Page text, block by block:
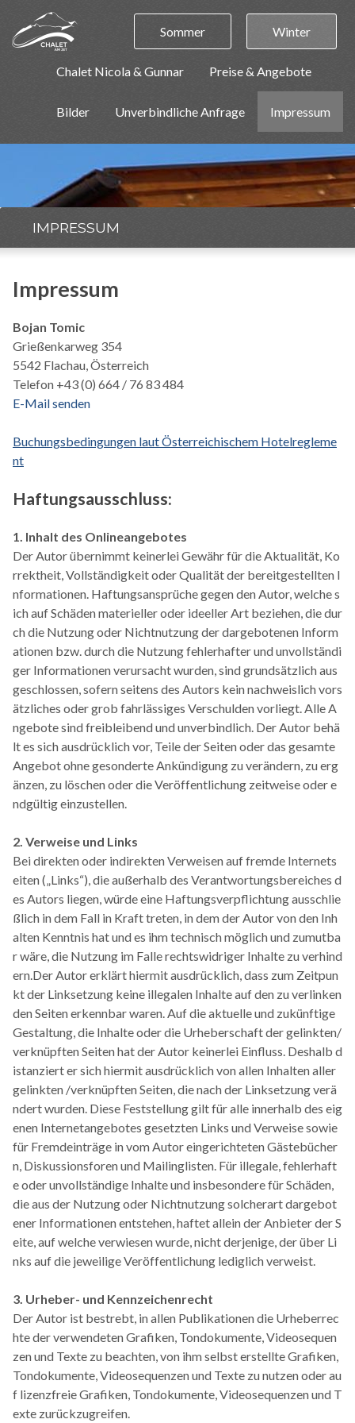
Sommer Winter
Chalet Nicola & Gunnar Preise & Angebote
Bilder Unverbindliche Anfrage Impressum
IMPRESSUM
Impressum
Bojan Tomic
Grießenkarweg 354
5542 Flachau, Österreich
Telefon +43 (0) 664 / 76 83 484
E-Mail senden
Buchungsbedingungen laut Österreichischem Hotelregleme
nt
Haftungsausschluss:
1. Inhalt des Onlineangebotes
Der Autor übernimmt keinerlei Gewähr für die Aktualität, Ko
rrektheit, Vollständigkeit oder Qualität der bereitgestellten I
nformationen. Haftungsansprüche gegen den Autor, welche s
ich auf Schäden materieller oder ideeller Art beziehen, die dur
ch die Nutzung oder Nichtnutzung der dargebotenen Inform
ationen bzw. durch die Nutzung fehlerhafter und unvollständi
ger Informationen verursacht wurden, sind grundsätzlich aus
geschlossen, sofern seitens des Autors kein nachweislich vors
ätzliches oder grob fahrlässiges Verschulden vorliegt. Alle A
ngebote sind freibleibend und unverbindlich. Der Autor behä
lt es sich ausdrücklich vor, Teile der Seiten oder das gesamte
Angebot ohne gesonderte Ankündigung zu verändern, zu erg
änzen, zu löschen oder die Veröffentlichung zeitweise oder e
ndgültig einzustellen.
2. Verweise und Links
Bei direkten oder indirekten Verweisen auf fremde Internets
eiten („Links“), die außerhalb des Verantwortungsbereiches d
es Autors liegen, würde eine Haftungsverpflichtung ausschlie
ßlich in dem Fall in Kraft treten, in dem der Autor von den Inh
alten Kenntnis hat und es ihm technisch möglich und zumutba
r wäre, die Nutzung im Falle rechtswidriger Inhalte zu verhind
ern.Der Autor erklärt hiermit ausdrücklich, dass zum Zeitpun
kt der Linksetzung keine illegalen Inhalte auf den zu verlinken
den Seiten erkennbar waren. Auf die aktuelle und zukünftige
Gestaltung, die Inhalte oder die Urheberschaft der gelinkten/
verknüpften Seiten hat der Autor keinerlei Einfluss. Deshalb d
istanziert er sich hiermit ausdrücklich von allen Inhalten aller
gelinkten /verknüpften Seiten, die nach der Linksetzung verä
ndert wurden. Diese Feststellung gilt für alle innerhalb des eig
enen Internetangebotes gesetzten Links und Verweise sowie
für Fremdeinträge in vom Autor eingerichteten Gästebücher
n, Diskussionsforen und Mailinglisten. Für illegale, fehlerhaft
e oder unvollständige Inhalte und insbesondere für Schäden,
die aus der Nutzung oder Nichtnutzung solcherart dargebot
ener Informationen entstehen, haftet allein der Anbieter der S
eite, auf welche verwiesen wurde, nicht derjenige, der über Li
nks auf die jeweilige Veröffentlichung lediglich verweist.
3. Urheber- und Kennzeichenrecht
Der Autor ist bestrebt, in allen Publikationen die Urheberrec
hte der verwendeten Grafiken, Tondokumente, Videosequen
zen und Texte zu beachten, von ihm selbst erstellte Grafiken,
Tondokumente, Videosequenzen und Texte zu nutzen oder au
f lizenzfreie Grafiken, Tondokumente, Videosequenzen und T
exte zurückzugreifen.